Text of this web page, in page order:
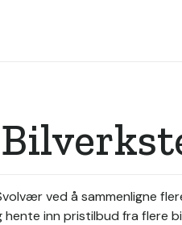
ved å sammenligne
hente inn pristilbud fra flere